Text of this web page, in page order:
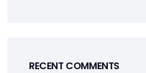
RECENT COMMENTS